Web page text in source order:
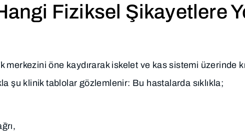
Fiziksel Şikayetlere
merkezini öne kaydırarak iskelet ve kas sistemi üzerinde
şu klinik tablolar gözlemlenir: Bu hastalarda sıklıkla;